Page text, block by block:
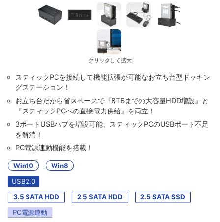
クリックして拡大
スティックPCを接続して機能拡張が可能なお立ち台型ドッキン
グステーション！
お立ち台だから省スペースで『8TBまでの大容量HDD増設』と
『スティックPCへの直接電力供給』を両立！
3ポートUSBハブを増設可能、スティックPCのUSBポート不足
を解消！
PC電源連動機能を搭載！
Win10
Win8
USB2.0
3.5 SATA HDD
2.5 SATA HDD
2.5 SATA SSD
PC電源連動